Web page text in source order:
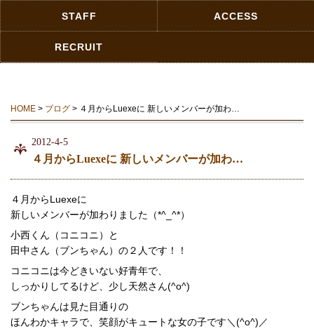
STAFF ACCESS
RECRUIT
HOME > ブログ > ４月からLuexeに 新しいメンバーが加わ…
2012-4-5
４月からLuexeに 新しいメンバーが加わ…
４月からLuexeに
新しいメンバーが加わりました（*^_^*）
小西くん（コニコニ）と
田中さん（ブンちゃん）の２人です！！
コニコニは今どきいない好青年で、
しっかりしてるけど、少し天然さん(^o^)
ブンちゃんは見た目通りの
ほんわかキャラで、笑顔がキュートな女の子です＼(^o^)／